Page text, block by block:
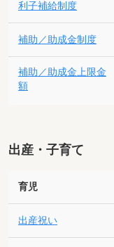
利子補給制度
補助／助成金制度
補助／助成金上限金
額
出産・子育て
育児
出産祝い